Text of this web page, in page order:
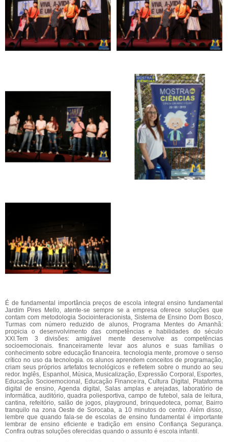
É de fundamental importância preços de escola integral ensino fundamental
Jardim Pires Mello, atente-se sempre se a empresa oferece soluções que
contam com metodologia Sociointeracionista, Sistema de Ensino Dom Bosco,
Turmas com número reduzido de alunos, Programa Mentes do Amanhã:
propicia o desenvolvimento das competências e habilidades do século
XXI.Tem 3 divisões: amigável mente desenvolve as competências
socioemocionais. financeiramente levar aos alunos e suas famílias o
conhecimento sobre educação financeira. tecnologia mente, promove o senso
crítico no uso da tecnologia. os alunos aprendem conceitos de programação,
criam seus próprios artefatos tecnológicos e refletem sobre o mundo ao seu
redor. Inglês, Espanhol, Música, Musicalização, Expressão Corporal, Esportes,
Educação Socioemocional, Educação Financeira, Cultura Digital, Plataforma
digital de ensino, Agenda digital, Salas amplas e arejadas, laboratório de
informática, auditório, quadra poliesportiva, campo de futebol, sala de leitura,
cantina, refeitório, salão de jogos, playground, brinquedoteca, pomar, Bairro
tranquilo na zona Oeste de Sorocaba, a 10 minutos do centro. Além disso,
lembre que quando fala-se de escolas de ensino fundamental é importante
lembrar de ensino eficiente e tradição em ensino Confiança Segurança.
Confira outras soluções oferecidas quando o assunto é escola infantil.